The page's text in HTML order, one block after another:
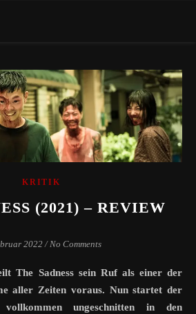
KRITIK
(2021) – REVIEW
2022 / No Comments
aller Zeiten voraus. Nun startet der
vollkommen ungeschnitten in den